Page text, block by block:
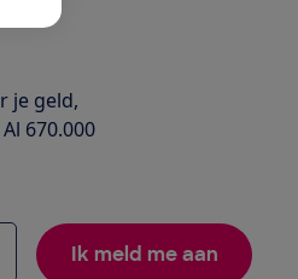
je geld,
670.000
Ik meld me aan